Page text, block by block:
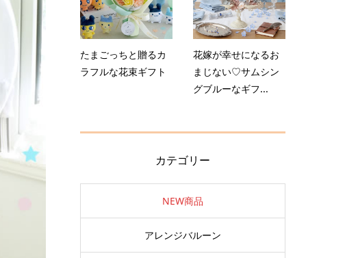
たまごっちと贈るカ
ラフルな花束ギフト
花嫁が幸せになるお
まじない♡サムシン
グブルーなギフ...
カテゴリー
NEW商品
アレンジバルーン